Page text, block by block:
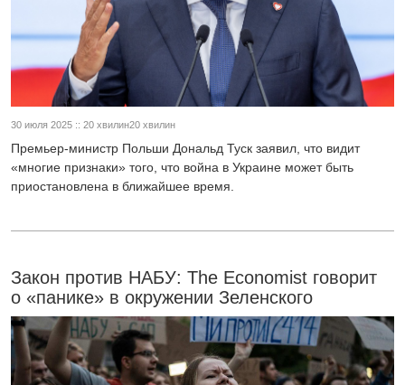
30 июля 2025 :: 20 хвилин20 хвилин
Премьер-министр Польши Дональд Туск заявил, что видит
«многие признаки» того, что война в Украине может быть
приостановлена в ближайшее время.
Закон против НАБУ: The Economist говорит
о «панике» в окружении Зеленского